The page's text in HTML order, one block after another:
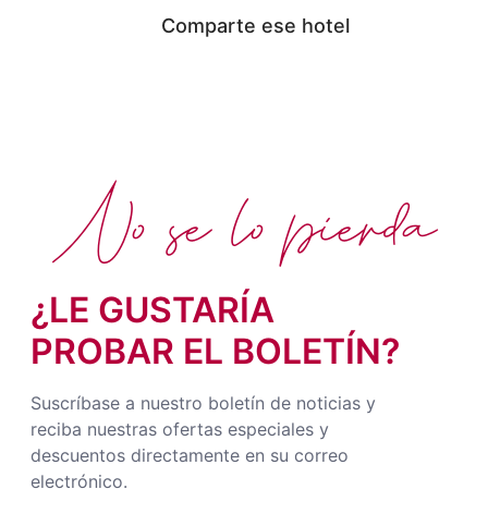
Comparte ese hotel
¿LE GUSTARÍA
PROBAR EL BOLETÍN?
Suscríbase a nuestro boletín de noticias y
reciba nuestras ofertas especiales y
descuentos directamente en su correo
electrónico.
No se lo pierda